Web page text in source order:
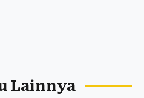
Lainnya